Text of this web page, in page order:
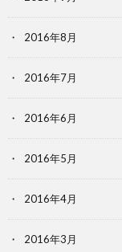
2016年8月
2016年7月
2016年6月
2016年5月
2016年4月
2016年3月